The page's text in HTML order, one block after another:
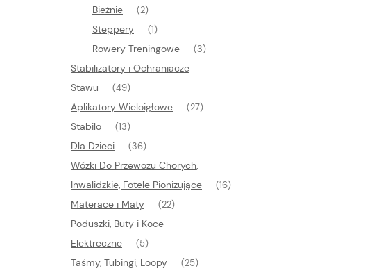
Bieżnie (2)
Steppery (1)
Rowery Treningowe (3)
Stabilizatory i Ochraniacze
Stawu
(49)
Aplikatory Wieloigłowe (27)
Stabilo (13)
Dla Dzieci (36)
Wózki Do Przewozu Chorych,
Inwalidzkie, Fotele Pionizujące
(16)
Materace i Maty (22)
Poduszki, Buty i Koce
Elektreczne
(5)
Taśmy, Tubingi, Loopy (25)